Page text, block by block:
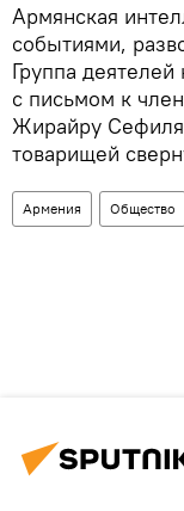
Армянская
событиями,
Группа деятелей
с письмом к
Жирайру
товарищей
Армения Общество